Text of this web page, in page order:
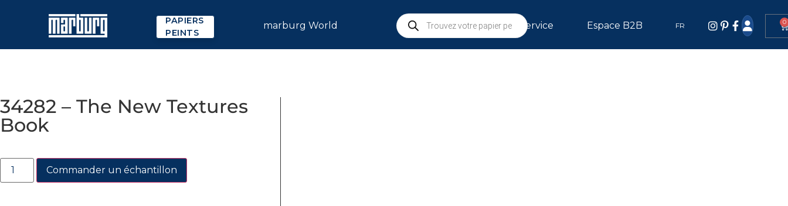
PAPIERS
PEINTS
marburg World Service Espace B2B FR 0
34282 – The New Textures
Book
Commander un échantillon